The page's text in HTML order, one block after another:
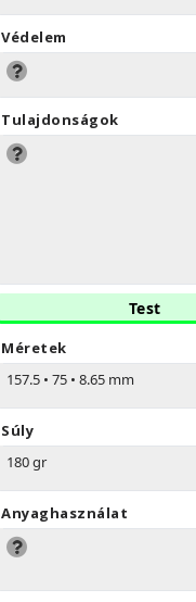
Védelem
Tulajdonságok
Test
Méretek
157.5 • 75 • 8.65 mm
Súly
180 gr
Anyaghasználat